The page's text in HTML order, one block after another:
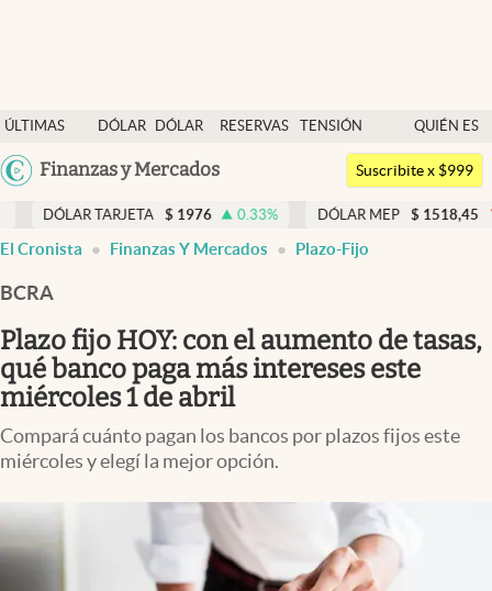
ÚLTIMAS
NOTICIAS
DÓLAR
DÓLAR
RESERVAS
TENSIÓN
GEOPOLÍTICA
QUIÉN ES
QUIÉN
Argentina
Uruguay
Finanzas y Mercados
Dólar
Members
Economía y Política
Finanzas y Mercados
Mercados Online
Negocios
Columnistas
Apertura
Infotechnology
Suscribite x $999
TARJETA $ 1976 0.33% DÓLAR MEP $ 1518,45 -0.05%
El Cronista Finanzas Y Mercados Plazo-Fijo
BCRA
Plazo fijo HOY: con el aumento de tasas,
qué banco paga más intereses este
miércoles 1 de abril
Compará cuánto pagan los bancos por plazos fijos este
miércoles y elegí la mejor opción.